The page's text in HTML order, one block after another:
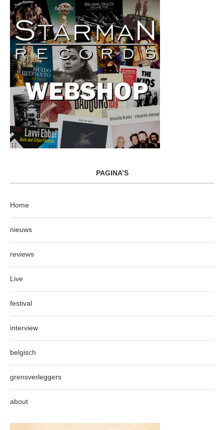
PAGINA’S
Home
nieuws
reviews
Live
festival
interview
belgisch
grensverleggers
about